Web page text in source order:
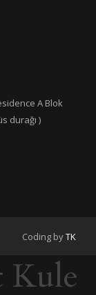
A Blok
durağı )
Coding byTK
Kule